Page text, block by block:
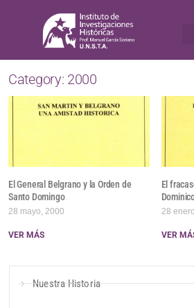
Category: 2000
El General Belgrano y la Orden de
Santo Domingo
28 mayo, 2000
VER MÁS
El
28
VER
Nuestra Historia